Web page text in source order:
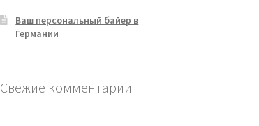
Ваш персональный байер в
Германии
Свежие комментарии